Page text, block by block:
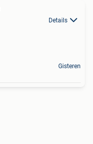
Details
Gisteren